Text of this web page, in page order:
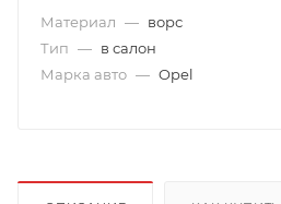
Материал — ворс
Тип — в салон
Марка авто — Opel